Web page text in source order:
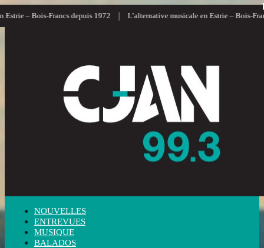
– Bois-Francs depuis 1972 | L’alternative musicale en Estrie – Bois-Francs
NOUVELLES
ENTREVUES
MUSIQUE
BALADOS